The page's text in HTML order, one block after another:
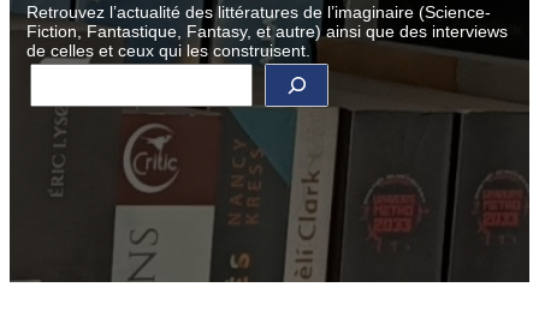
Retrouvez l’actualité des littératures de l’imaginaire (Science-
Fiction, Fantastique, Fantasy, et autre) ainsi que des interviews
de celles et ceux qui les construisent.
R
c